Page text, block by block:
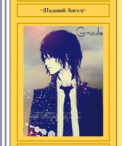
~|Падший Ангел|~